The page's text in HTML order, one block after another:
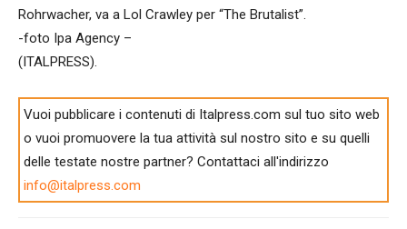
Rohrwacher, va a Lol Crawley per “The Brutalist”.
-foto Ipa Agency –
(ITALPRESS).
Vuoi pubblicare i contenuti di Italpress.com sul tuo sito web
o vuoi promuovere la tua attività sul nostro sito e su quelli
delle testate nostre partner? Contattaci all'indirizzo
info@italpress.com